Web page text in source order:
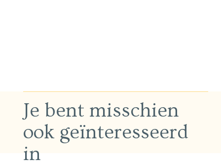
Je bent misschien
ook geïnteresseerd
in